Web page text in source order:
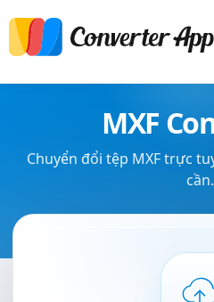
MXF
Chuyển đổi tệp MXF trực
cần.